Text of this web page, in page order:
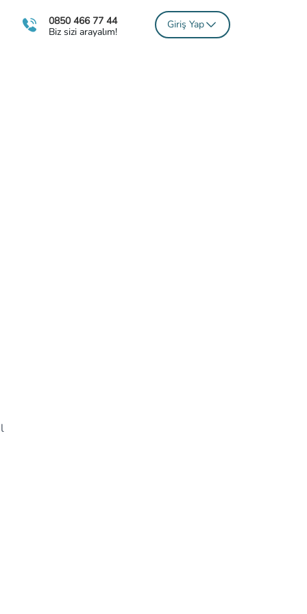
0850 466 77 44
Biz sizi arayalım!
Giriş Yap